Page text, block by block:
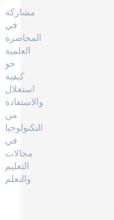
مشاركة
في
المحاضرة
العلمية
حو
كيفية
استغلال
والاستفادة
من
التكنولوجيا
في
مجالات
التعليم
والتعلم